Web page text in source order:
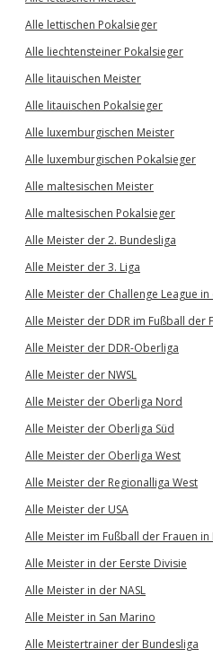
Alle lettischen Pokalsieger
Alle liechtensteiner Pokalsieger
Alle litauischen Meister
Alle litauischen Pokalsieger
Alle luxemburgischen Meister
Alle luxemburgischen Pokalsieger
Alle maltesischen Meister
Alle maltesischen Pokalsieger
Alle Meister der 2. Bundesliga
Alle Meister der 3. Liga
Alle Meister der Challenge League in
Alle Meister der DDR im Fußball der
Alle Meister der DDR-Oberliga
Alle Meister der NWSL
Alle Meister der Oberliga Nord
Alle Meister der Oberliga Süd
Alle Meister der Oberliga West
Alle Meister der Regionalliga West
Alle Meister der USA
Alle Meister im Fußball der Frauen in
Alle Meister in der Eerste Divisie
Alle Meister in der NASL
Alle Meister in San Marino
Alle Meistertrainer der Bundesliga